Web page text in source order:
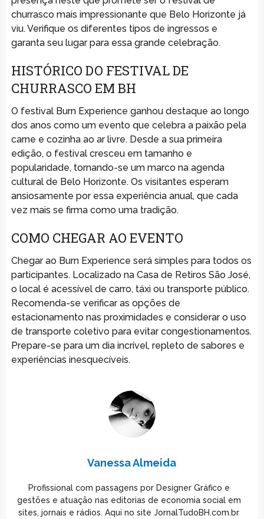
churrasco mais impressionante que Belo Horizonte já
viu. Verifique os diferentes tipos de ingressos e
garanta seu lugar para essa grande celebração.
HISTÓRICO DO FESTIVAL DE
CHURRASCO EM BH
O festival Burn Experience ganhou destaque ao longo
dos anos como um evento que celebra a paixão pela
carne e cozinha ao ar livre. Desde a sua primeira
edição, o festival cresceu em tamanho e
popularidade, tornando-se um marco na agenda
cultural de Belo Horizonte. Os visitantes esperam
ansiosamente por essa experiência anual, que cada
vez mais se firma como uma tradição.
COMO CHEGAR AO EVENTO
Chegar ao Burn Experience será simples para todos os
participantes. Localizado na Casa de Retiros São José,
o local é acessível de carro, táxi ou transporte público.
Recomenda-se verificar as opções de
estacionamento nas proximidades e considerar o uso
de transporte coletivo para evitar congestionamentos.
Prepare-se para um dia incrível, repleto de sabores e
experiências inesquecíveis.
Vanessa Almeida
Profissional com passagens por Designer Gráfico e
gestões e atuação nas editorias de economia social em
sites, jornais e rádios. Aqui no site JornalTudoBH.com.br